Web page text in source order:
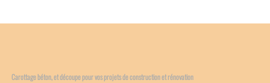
Carottage béton, et découpe pour vos projets de construction et rénovation